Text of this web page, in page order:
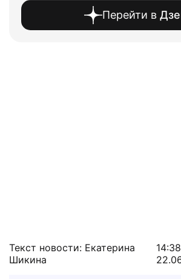
Перейти в
Текст новости: Екатерина
Шикина